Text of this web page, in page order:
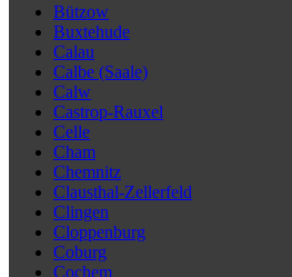
Bützow
Buxtehude
Calau
Calbe (Saale)
Calw
Castrop-Rauxel
Celle
Cham
Chemnitz
Clausthal-Zellerfeld
Clingen
Cloppenburg
Coburg
Cochem